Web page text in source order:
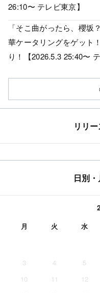
26:10〜 テレビ東京】
「そこ曲がったら、櫻坂
華ケータリングをゲット
り！【2026.5.3 25:40〜
リリ
日別
月 火 水
3
4 5
10
11 12